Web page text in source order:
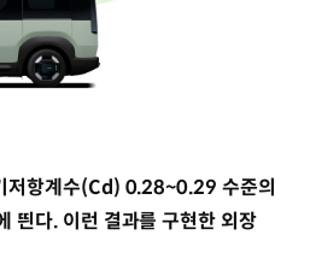
저항계수(Cd) 0.28~0.29 수준의
띈다. 이런 결과를 구현한 외장